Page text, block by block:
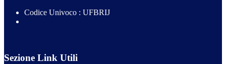
Codice Univoco : UFBRIJ
Sezione Link Utili